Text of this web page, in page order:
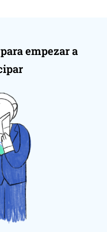
empezar a